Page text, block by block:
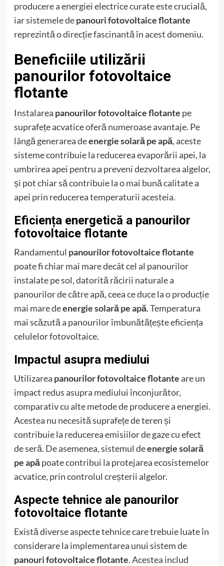
producere a energiei electrice curate este crucială,
iar sistemele depanouri fotovoltaice flotante
reprezintă o direcție fascinantă în acest domeniu.
Beneficiile utilizării
panourilor fotovoltaice
flotante
Instalarea panourilor fotovoltaice flotante pe
suprafețe acvatice oferă numeroase avantaje. Pe
lângă generarea deenergie solară pe apă, aceste
sisteme contribuie la reducerea evaporării apei, la
umbrirea apei pentru a preveni dezvoltarea algelor,
și pot chiar să contribuie la o mai bună calitate a
apei prin reducerea temperaturii acesteia.
Eficiența energetică a panourilor
fotovoltaice flotante
Randamentul panourilor fotovoltaice flotante
poate fi chiar mai mare decât cel al panourilor
instalate pe sol, datorită răcirii naturale a
panourilor de către apă, ceea ce duce la o producție
mai mare deenergie solară pe apă. Temperatura
mai scăzută a panourilor îmbunătățește eficiența
celulelor fotovoltaice.
Impactul asupra mediului
Utilizarea panourilor fotovoltaice flotanteare un
impact redus asupra mediului înconjurător,
comparativ cu alte metode de producere a energiei.
Acestea nu necesită suprafețe de teren și
contribuie la reducerea emisiilor de gaze cu efect
de seră. De asemenea, sistemul deenergie solară
pe apăpoate contribui la protejarea ecosistemelor
acvatice, prin controlul creșterii algelor.
Aspecte tehnice ale panourilor
fotovoltaice flotante
Există diverse aspecte tehnice care trebuie luate în
considerare la implementarea unui sistem de
panouri fotovoltaice flotante. Acestea includ